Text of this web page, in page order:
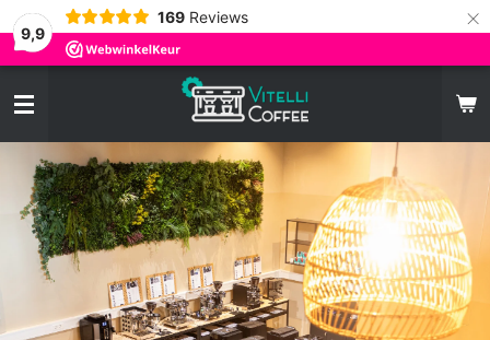
9,9
169 Reviews ×